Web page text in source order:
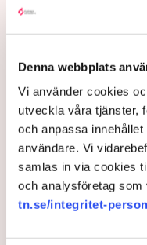
Denna webbplats
Vi använder cookies
utveckla våra tjänster,
och anpassa
användare. Vi
samlas in via cookies
och analysföretag
tn.se/integritet-
ledande
• Alla kommuner
avtalsuppföljning,
upptäckten av
• Undvik infiltration
biståndsenhet
• Ge alla utförare
möjliggör årliga